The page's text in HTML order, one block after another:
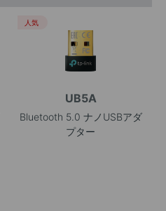
UB5A
Bluetooth 5.0 ナノUSBアダ
プター
人気